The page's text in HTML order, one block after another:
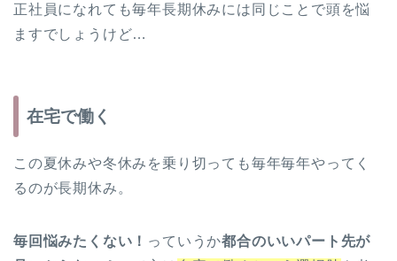
正社員になれても毎年長期休みには同じことで頭を悩
ますでしょうけど…
在宅で働く
この夏休みや冬休みを乗り切っても毎年毎年やってく
るのが長期休み。
毎回悩みたくない！ っていうか都合のいいパート先が